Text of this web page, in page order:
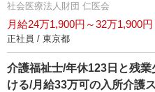
社会医療法人財団 仁医会
月給24万1,900円～32万1,900円
正社員 / 東京都
介護福祉士/年休123日と残
ける/月給33万可の入所介護